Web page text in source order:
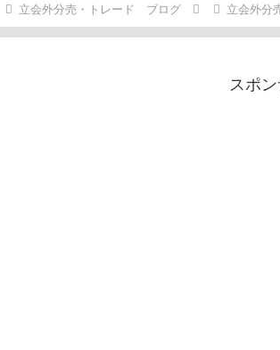
立会外分売・トレード ブログ 立会外
スポ